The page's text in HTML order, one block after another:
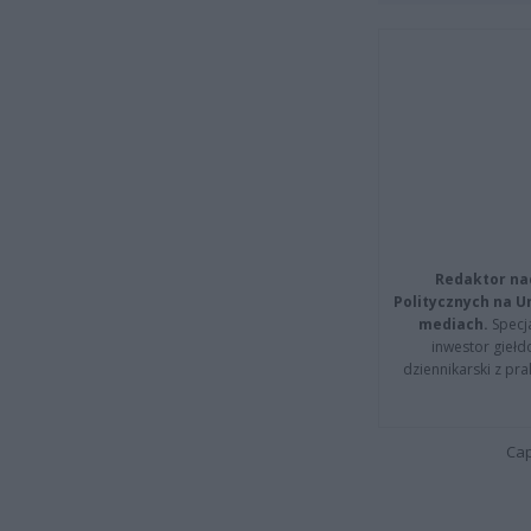
Redaktor
Politycznych na
mediach.
inwestor
dziennikarski z